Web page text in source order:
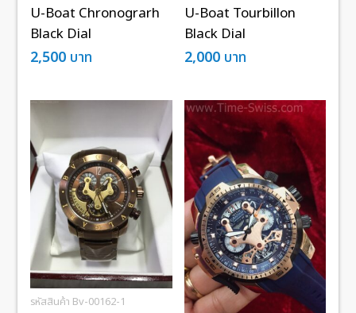
U-Boat Chronograrh
Black Dial
2,500 บาท
U-Boat Tourbillon
Black Dial
2,000 บาท
รหัสสินค้า Bv-00162-1